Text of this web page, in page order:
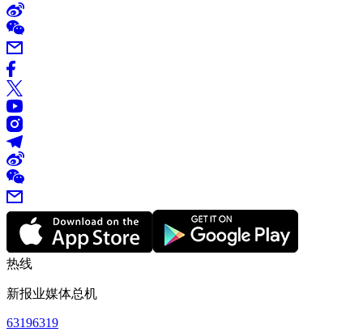
热线
新报业媒体总机
63196319